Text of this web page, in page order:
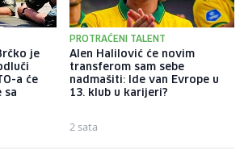
je
a će
sa
PROTRAĆENI TALENT
Alen Halilović će novim
transferom sam sebe
nadmašiti: Ide van Evrope u
13. klub u karijeri?
2 sata